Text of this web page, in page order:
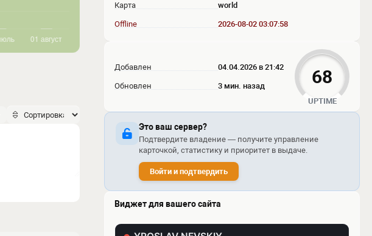
Карта world
Offline 2026-08-02 03:07:58
Добавлен 04.04.2026 в 21:42
Обновлен 3 мин. назад 68
UPTIME
Это ваш сервер?
Подтвердите владение — получите управление
карточкой, статистику и приоритет в выдаче.
Войти и подтвердить
Виджет для вашего сайта